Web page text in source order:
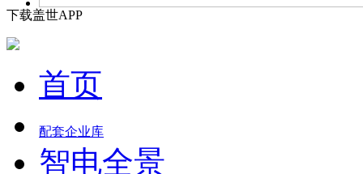
下载盖世APP
首页
配套企业库
智电全景